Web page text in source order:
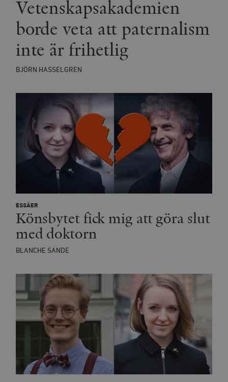
Vetenskapsakademien
borde veta att paternalism
inte är frihetlig
BJÖRN HASSELGREN
ESSÄER
Könsbytet fick mig att göra slut
med doktorn
BLANCHE SANDE